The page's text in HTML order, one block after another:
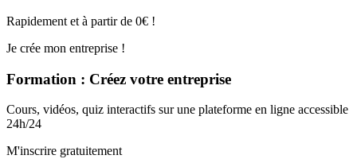
Rapidement et à partir de 0€ !
Je crée mon entreprise !
Formation : Créez votre entreprise
Cours, vidéos, quiz interactifs sur une plateforme en ligne accessible
24h/24
M'inscrire gratuitement